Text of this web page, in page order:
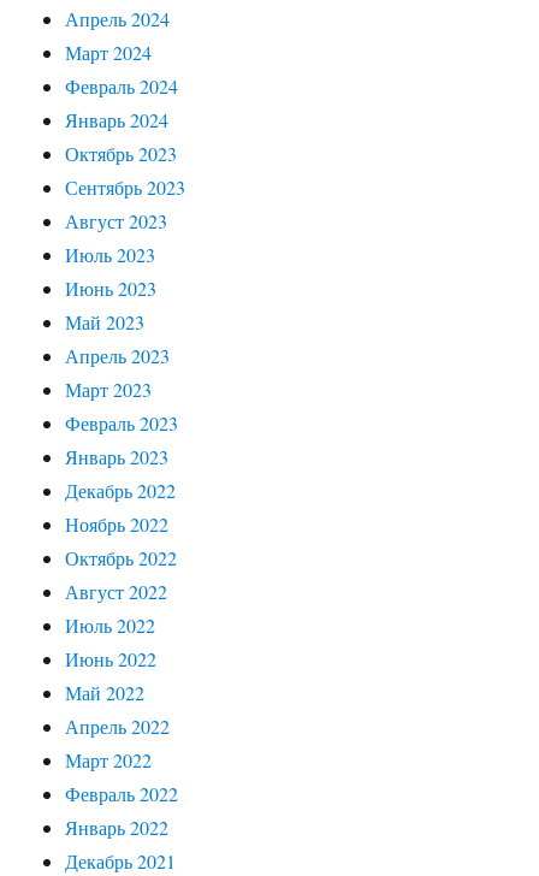
Апрель 2024
Март 2024
Февраль 2024
Январь 2024
Октябрь 2023
Сентябрь 2023
Август 2023
Июль 2023
Июнь 2023
Май 2023
Апрель 2023
Март 2023
Февраль 2023
Январь 2023
Декабрь 2022
Ноябрь 2022
Октябрь 2022
Август 2022
Июль 2022
Июнь 2022
Май 2022
Апрель 2022
Март 2022
Февраль 2022
Январь 2022
Декабрь 2021